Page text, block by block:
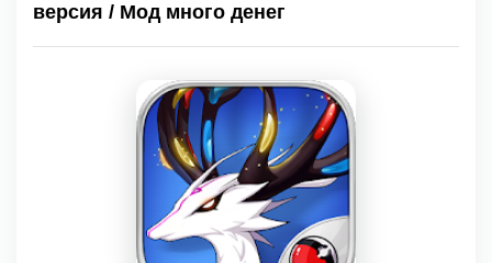
версия / Мод много денег